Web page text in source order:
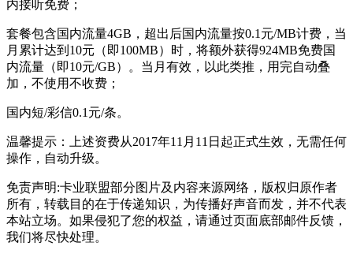
内接听免费；
套餐包含国内流量4GB，超出后国内流量按0.1元/MB计费，当
月累计达到10元（即100MB）时，将额外获得924MB免费国
内流量（即10元/GB）。当月有效，以此类推，用完自动叠
加，不使用不收费；
国内短/彩信0.1元/条。
温馨提示：上述资费从2017年11月11日起正式生效，无需任何
操作，自动升级。
免责声明:卡业联盟部分图片及内容来源网络，版权归原作者
所有，转载目的在于传递知识，为传播好声音而发，并不代表
本站立场。如果侵犯了您的权益，请通过页面底部邮件反馈，
我们将尽快处理。